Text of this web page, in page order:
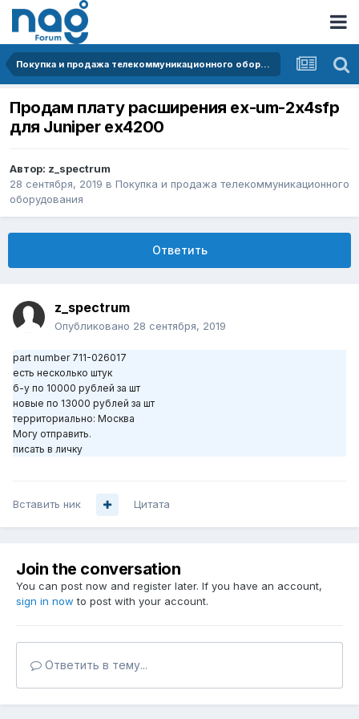
Покупка и продажа телекоммуникационного оборудования
Продам плату расширения ex-um-2x4sfp
для Juniper ex4200
Автор: z_spectrum
28 сентября, 2019 в Покупка и продажа телекоммуникационного
оборудования
Ответить
z_spectrum
Опубликовано 28 сентября, 2019
part number 711-026017
есть несколько штук
б-у по 10000 рублей за шт
новые по 13000 рублей за шт
территориально: Москва
Могу отправить.
писать в личку
Вставить ник Цитата
Join the conversation
You can post now and register later. If you have an account,
sign in now to post with your account.
Ответить в тему...